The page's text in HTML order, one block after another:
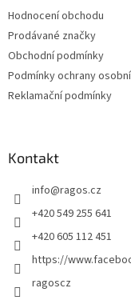
Hodnocení obchodu
Prodávané značky
Obchodní podmínky
Podmínky ochrany
Reklamační podmínky
Kontakt
info@ragos.cz
+420 549 255 641
+420 605 112 451
https://
ragoscz